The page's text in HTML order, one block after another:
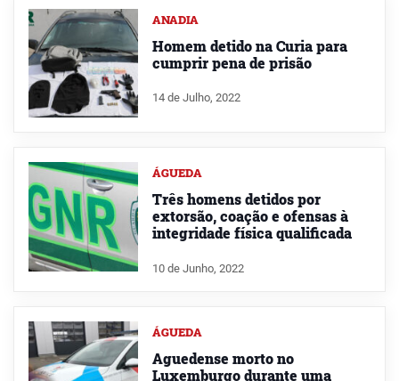
ANADIA
Homem detido na Curia para
cumprir pena de prisão
14 de Julho, 2022
ÁGUEDA
Três homens detidos por
extorsão, coação e ofensas à
integridade física qualificada
10 de Junho, 2022
ÁGUEDA
Aguedense morto no
Luxemburgo durante uma